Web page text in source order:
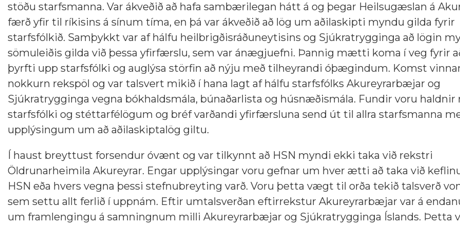
stöðu starfsmanna. Var ákveðið að hafa sambærilegan hátt á og þegar Heilsugæslan á
færð yfir til ríkisins á sínum tíma, en þá var ákveðið að lög um aðilaskipti myndu gilda fyrir
starfsfólkið. Samþykkt var af hálfu heilbrigðisráðuneytisins og Sjúkratrygginga að lögin
sömuleiðis gilda við þessa yfirfærslu, sem var ánægjuefni. Þannig mætti koma í veg fyrir
þyrfti upp starfsfólki og auglýsa störfin að nýju með tilheyrandi óþægindum. Komst
nokkurn rekspöl og var talsvert mikið í hana lagt af hálfu starfsfólks Akureyrarbæjar og
Sjúkratrygginga vegna bókhaldsmála, búnaðarlista og húsnæðismála. Fundir voru haldnir
starfsfólki og stéttarfélögum og bréf varðandi yfirfærsluna send út til allra starfsmanna
upplýsingum um að aðilaskiptalög giltu.
Í haust breyttust forsendur óvænt og var tilkynnt að HSN myndi ekki taka við rekstri
Öldrunarheimila Akureyrar. Engar upplýsingar voru gefnar um hver ætti að taka við
HSN eða hvers vegna þessi stefnubreyting varð. Voru þetta vægt til orða tekið talsverð
sem settu allt ferlið í uppnám. Eftir umtalsverðan eftirrekstur Akureyrarbæjar var á
um framlengingu á samningnum milli Akureyrarbæjar og Sjúkratrygginga Íslands. Þetta